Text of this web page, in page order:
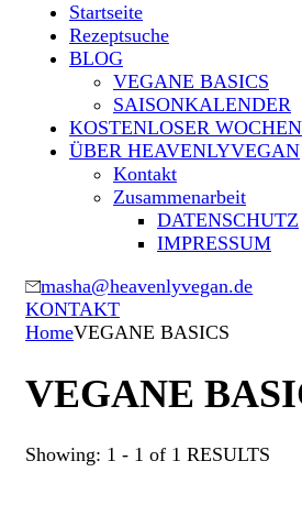
Startseite
Rezeptsuche
BLOG
VEGANE BASICS
SAISONKALENDER
KOSTENLOSER
ÜBER HEAVENLYVEGAN
Kontakt
Zusammenarbeit
DATENSCHUTZ
IMPRESSUM
masha@heavenlyvegan.de
KONTAKT
HomeVEGANE BASICS
VEGANE
Showing: 1 - 1 of 1 RESULTS